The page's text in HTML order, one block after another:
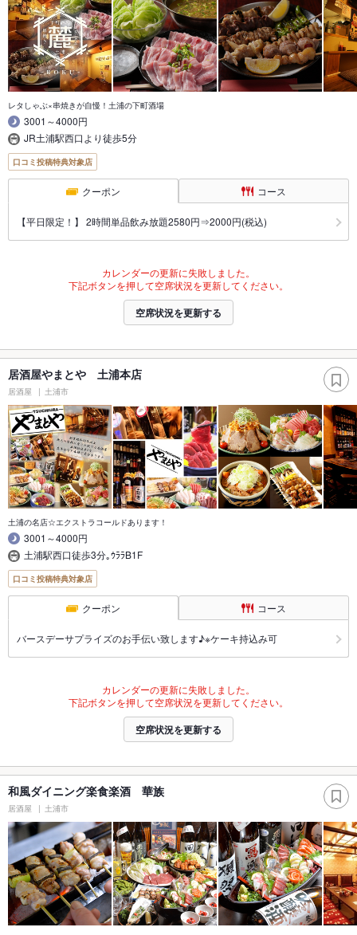
レタしゃぶ×串焼きが自慢！土浦の下町酒場
3001～4000円
JR土浦駅西口より徒歩5分
口コミ投稿特典対象店
クーポン コース
【平日限定！】 2時間単品飲み放題2580円⇒2000円(税込)
カレンダーの更新に失敗しました。
下記ボタンを押して空席状況を更新してください。
空席状況を更新する
居酒屋やまとや 土浦本店
居酒屋 土浦市
土浦の名店☆エクストラコールドあります！
3001～4000円
土浦駅西口徒歩3分｡ｳﾗﾗB1F
口コミ投稿特典対象店
クーポン コース
バースデーサプライズのお手伝い致します♪※ケーキ持込み可
カレンダーの更新に失敗しました。
下記ボタンを押して空席状況を更新してください。
空席状況を更新する
和風ダイニング楽食楽酒 華族
居酒屋 土浦市